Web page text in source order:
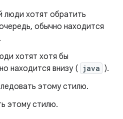
люди хотят обратить
обычно находится
хотят хотя бы
находится внизу ( java ).
этому стилю.
этому стилю.